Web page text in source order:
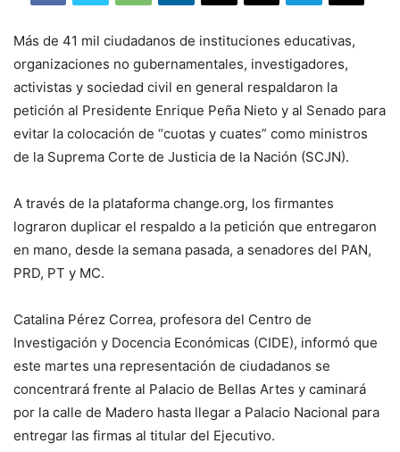
Más de 41 mil ciudadanos de instituciones educativas,
organizaciones no gubernamentales, investigadores,
activistas y sociedad civil en general respaldaron la
petición al Presidente Enrique Peña Nieto y al Senado para
evitar la colocación de “cuotas y cuates” como ministros
de la Suprema Corte de Justicia de la Nación (SCJN).
A través de la plataforma change.org, los firmantes
lograron duplicar el respaldo a la petición que entregaron
en mano, desde la semana pasada, a senadores del PAN,
PRD, PT y MC.
Catalina Pérez Correa, profesora del Centro de
Investigación y Docencia Económicas (CIDE), informó que
este martes una representación de ciudadanos se
concentrará frente al Palacio de Bellas Artes y caminará
por la calle de Madero hasta llegar a Palacio Nacional para
entregar las firmas al titular del Ejecutivo.